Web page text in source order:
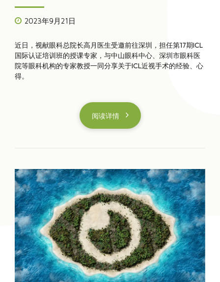
2023年9月21日
近日，视献眼科总院长高月医生受邀前往深圳，担任第17期ICL
国际认证培训班的授课专家，与中山眼科中心、深圳市眼科医
院等眼科机构的专家教授一同分享关于ICL近视手术的经验、心
得。
阅读详情